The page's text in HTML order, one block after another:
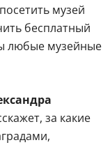
музей
бесплатный
любые музейные
за какие